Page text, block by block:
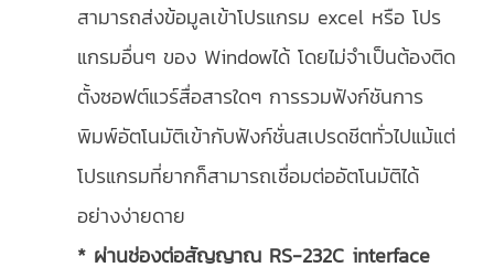
สามารถส่งข้อมูลเข้าโปรแกรม excel หรือ โปร
แกรมอื่นๆ ของ Windowได้ โดยไม่จำเป็นต้องติด
ตั้งซอฟต์แวร์สื่อสารใดๆ การรวมฟังก์ชันการ
พิมพ์อัตโนมัติเข้ากับฟังก์ชั่นสเปรดชีตทั่วไปแม้แต่
โปรแกรมที่ยากก็สามารถเชื่อมต่ออัตโนมัติได้
อย่างง่ายดาย
* ผ่านช่องต่อสัญญาณ RS-232C interface